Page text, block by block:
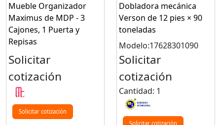
Mueble Organizador
Maximus de MDP - 3
Cajones, 1 Puerta y
Repisas
Solicitar
cotización
Solicitar cotización
Dobladora mecánica
Verson de 12 pies × 90
toneladas
Modelo:17628301090
Solicitar
cotización
Cantidad: 1
Solicitar cotización